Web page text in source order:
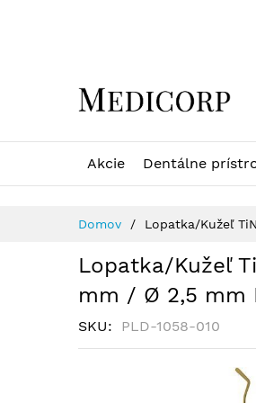
Akcie Dentálne
Domov Lopatka/Kužeľ
Lopatka/Kužeľ
mm / Ø 2,5 mm
SKU PLD-1058-010